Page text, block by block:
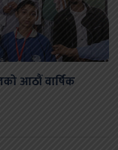
आठौं वार्षिक